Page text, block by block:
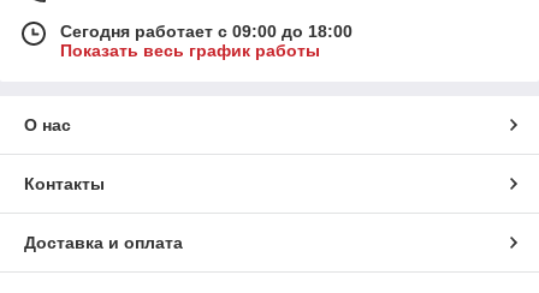
Сегодня работает с 09:00 до 18:00
Показать весь график работы
О нас
Контакты
Доставка и оплата